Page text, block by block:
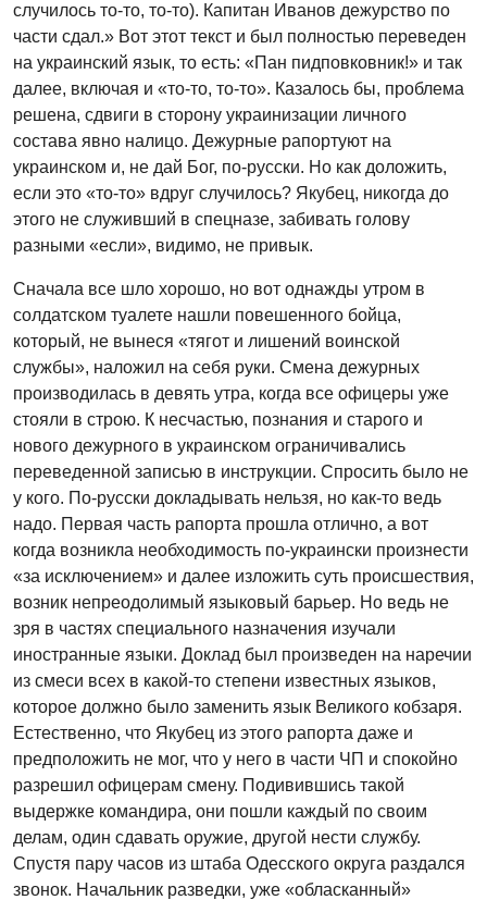
случилось то-то, то-то). Капитан Иванов дежурство по
части сдал.» Вот этот текст и был полностью переведен
на украинский язык, то есть: «Пан пидповковник!» и так
далее, включая и «то-то, то-то». Казалось бы, проблема
решена, сдвиги в сторону украинизации личного
состава явно налицо. Дежурные рапортуют на
украинском и, не дай Бог, по-русски. Но как доложить,
если это «то-то» вдруг случилось? Якубец, никогда до
этого не служивший в спецназе, забивать голову
разными «если», видимо, не привык.
Сначала все шло хорошо, но вот однажды утром в
солдатском туалете нашли повешенного бойца,
который, не вынеся «тягот и лишений воинской
службы», наложил на себя руки. Смена дежурных
производилась в девять утра, когда все офицеры уже
стояли в строю. К несчастью, познания и старого и
нового дежурного в украинском ограничивались
переведенной записью в инструкции. Спросить было не
у кого. По-русски докладывать нельзя, но как-то ведь
надо. Первая часть рапорта прошла отлично, а вот
когда возникла необходимость по-украински произнести
«за исключением» и далее изложить суть происшествия,
возник непреодолимый языковый барьер. Но ведь не
зря в частях специального назначения изучали
иностранные языки. Доклад был произведен на наречии
из смеси всех в какой-то степени известных языков,
которое должно было заменить язык Великого кобзаря.
Естественно, что Якубец из этого рапорта даже и
предположить не мог, что у него в части ЧП и спокойно
разрешил офицерам смену. Подивившись такой
выдержке командира, они пошли каждый по своим
делам, один сдавать оружие, другой нести службу.
Спустя пару часов из штаба Одесского округа раздался
звонок. Начальник разведки, уже «обласканный»